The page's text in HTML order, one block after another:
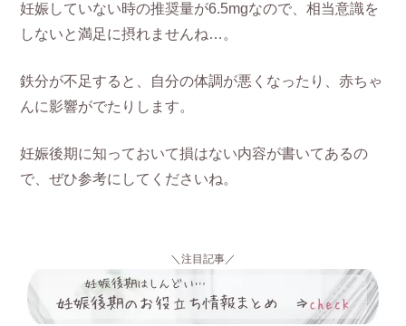
妊娠していない時の推奨量が6.5mgなので、相当意識を
しないと満足に摂れませんね…。
鉄分が不足すると、自分の体調が悪くなったり、赤ちゃ
んに影響がでたりします。
妊娠後期に知っておいて損はない内容が書いてあるの
で、ぜひ参考にしてくださいね。
＼注目記事／